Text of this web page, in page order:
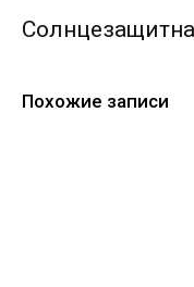
Похожие записи